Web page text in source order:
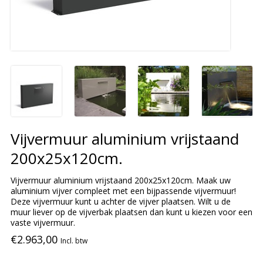
Vijvermuur aluminium vrijstaand
200x25x120cm.
Vijvermuur aluminium vrijstaand 200x25x120cm. Maak uw
aluminium vijver compleet met een bijpassende vijvermuur!
Deze vijvermuur kunt u achter de vijver plaatsen. Wilt u de
muur liever op de vijverbak plaatsen dan kunt u kiezen voor een
vaste vijvermuur.
€2.963,00 Incl. btw